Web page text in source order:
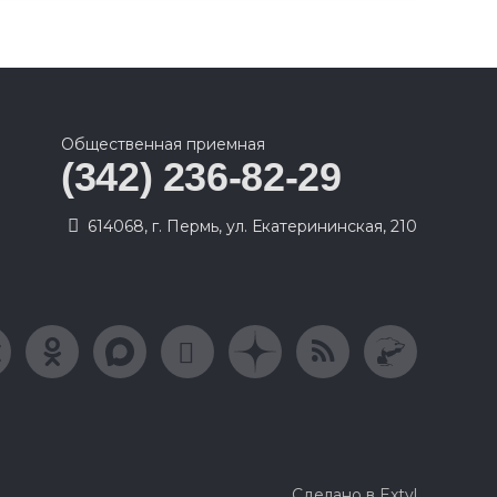
Общественная приемная
(342) 236-82-29
614068, г. Пермь, ул. Екатерининская, 210